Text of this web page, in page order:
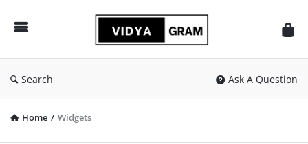
Search Ask A Question
Home / Widgets